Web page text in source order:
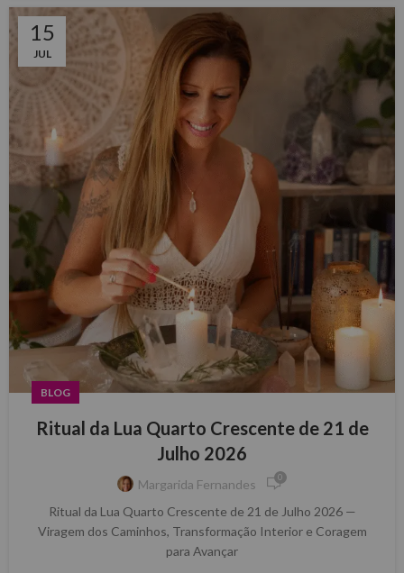
15
JUL
BLOG
Ritual da Lua Quarto Crescente de 21 de
Julho 2026
Margarida Fernandes 0
Ritual da Lua Quarto Crescente de 21 de Julho 2026 —
Viragem dos Caminhos, Transformação Interior e Coragem
para Avançar